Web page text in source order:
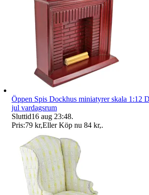
Öppen Spis Dockhus miniatyrer skala 1:12
jul vardagsrum
Sluttid16 aug 23:48.
Pris:79 kr,Eller Köp nu 84 kr,.